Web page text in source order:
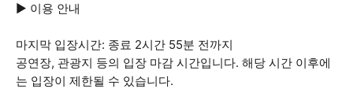
▶ 이용 안내
마지막 입장시간: 종료 2시간 55분 전까지
공연장, 관광지 등의 입장 마감 시간입니다. 해당 시간 이후에
는 입장이 제한될 수 있습니다.